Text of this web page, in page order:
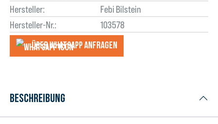
Hersteller:
Febi Bilstein
Hersteller-Nr.:
103578
Über WhatsApp anfragеn
Beschreibung